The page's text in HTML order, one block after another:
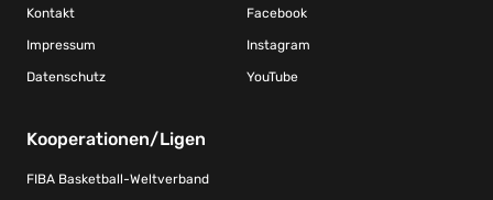
Kontakt
Impressum
Datenschutz
Facebook
Instagram
YouTube
Kooperationen/Ligen
FIBA Basketball-Weltverband